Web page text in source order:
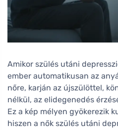
Amikor szülés utáni
ember automatikusan az
nőre, karján az újszülöttel,
nélkül, az elidegenedés
Ez a kép mélyen gyökerezik
hiszen a nők szülés utáni